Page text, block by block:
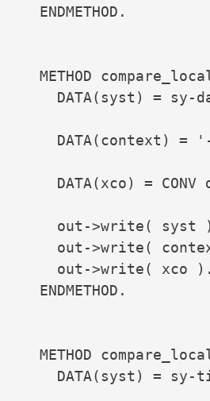
ENDMETHOD.
METHOD
DATA(syst) = sy-
DATA(context) =
DATA(xco) = CONV
out->write( syst
out->write(
out->write( xco ).
ENDMETHOD.
METHOD
DATA(syst) = sy-